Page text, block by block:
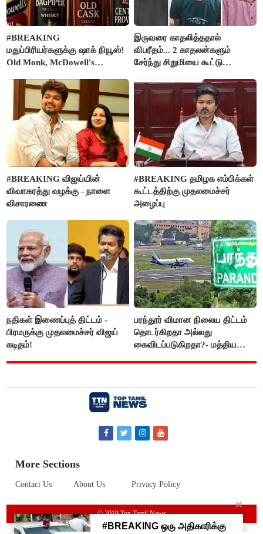
#BREAKING
மதுப்பிரியர்களுக்கு ஷாக் நியூஸ்!
Old Monk, McDowell's
FSSAI தடை
இருவரை காதலித்ததால்
விபரீதம்... 2 காதலன்களும்
சேர்ந்து சிறுமியை கூட்டு
செய்த கொடூரம்
#BREAKING விஜய்யின்
விவாகரத்து வழக்கு - நாளை
விசாரணை
#BREAKING தமிழக எம்பிக்கள்
கூட்டத்திற்கு முதலமைச்சர்
அழைப்பு
நதிகள் இணைப்புத் திட்டம் -
பிரமருக்கு முதலமைச்சர் விஜய்
கடிதம்!
பரந்தூர் விமான நிலைய திட்டம்
தொடர்கிறதா அல்லது
கைவிடப்படுகிறதா?- மத்திய
More Sections
Contact Us About Us Privacy Policy
© 2019 Top Tamil News